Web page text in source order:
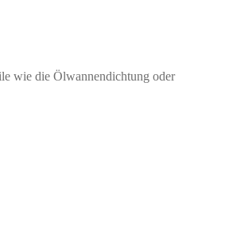
wie die Ölwannendichtung oder